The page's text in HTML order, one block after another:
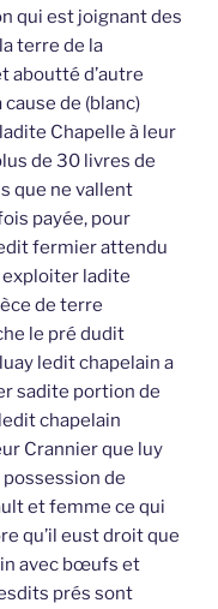
qui est joignant des
terre de la
aboutté d’autre
cause de (blanc)
Chapelle à leur
de 30 livres de
que ne vallent
payée, pour
fermier attendu
exploiter ladite
de terre
le pré dudit
ledit chapelain a
sadite portion de
chapelain
Crannier que luy
de
et femme ce qui
qu’il eust droit que
avec bœufs et
prés sont